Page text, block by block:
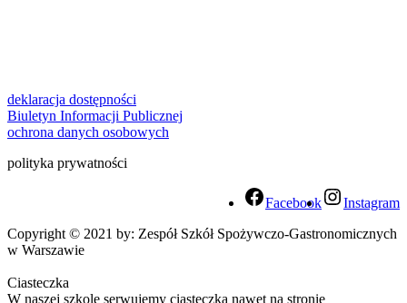
deklaracja dostępności
Biuletyn Informacji Publicznej
ochrona danych osobowych
polityka prywatności
Facebook
Instagram
Copyright © 2021 by: Zespół Szkół Spożywczo-Gastronomicznych
w Warszawie
Ciasteczka
W naszej szkole serwujemy ciasteczka nawet na stronie